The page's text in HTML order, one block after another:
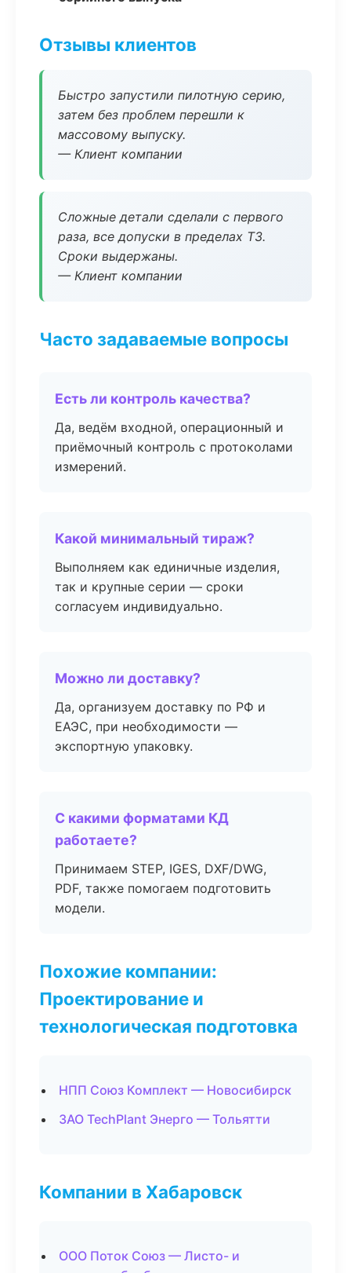
Отзывы клиентов
Быстро запустили пилотную серию,
затем без проблем перешли к
массовому выпуску.
— Клиент компании
Сложные детали сделали с первого
раза, все допуски в пределах ТЗ.
Сроки выдержаны.
— Клиент компании
Часто задаваемые вопросы
Есть ли контроль качества?
Да, ведём входной, операционный и
приёмочный контроль с протоколами
измерений.
Какой минимальный тираж?
Выполняем как единичные изделия,
так и крупные серии — сроки
согласуем индивидуально.
Можно ли доставку?
Да, организуем доставку по РФ и
ЕАЭС, при необходимости —
экспортную упаковку.
С какими форматами КД
работаете?
Принимаем STEP, IGES, DXF/DWG,
PDF, также помогаем подготовить
модели.
Похожие компании:
Проектирование и
технологическая подготовка
НПП Союз Комплект — Новосибирск
ЗАО TechPlant Энерго — Тольятти
Компании в Хабаровск
ООО Поток Союз — Листо- и